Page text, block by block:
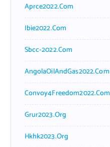
Aprce2022.com
Ibie2022.com
Sbcc-2022.com
AngolaOilAndGas2022.com
Convoy4Freedom2022.com
Grur2023.org
Hkhk2023.org